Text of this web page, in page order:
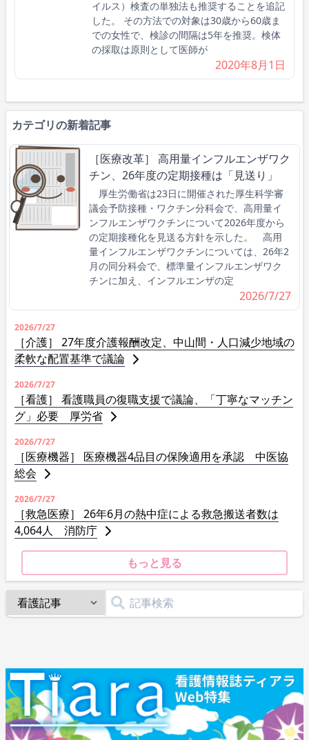
イルス）検査の単独法も推奨することを追記
した。 その方法での対象は30歳から60歳ま
での女性で、検診の間隔は5年を推奨。検体
の採取は原則として医師が
2020年8月1日
カテゴリの新着記事
［医療改革］ 高用量インフルエンザワク
チン、26年度の定期接種は「見送り」
厚生労働省は23日に開催された厚生科学審
議会予防接種・ワクチン分科会で、高用量イ
ンフルエンザワクチンについて2026年度から
の定期接種化を見送る方針を示した。 高用
量インフルエンザワクチンについては、26年2
月の同分科会で、標準量インフルエンザワク
チンに加え、インフルエンザの定
2026/7/27
2026/7/27
［介護］ 27年度介護報酬改定、中山間・人口減少地域の
柔軟な配置基準で議論
2026/7/27
［看護］ 看護職員の復職支援で議論、「丁寧なマッチン
グ」必要 厚労省
2026/7/27
［医療機器］ 医療機器4品目の保険適用を承認 中医協
総会
2026/7/27
［救急医療］ 26年6月の熱中症による救急搬送者数は
4,064人 消防庁
もっと見る